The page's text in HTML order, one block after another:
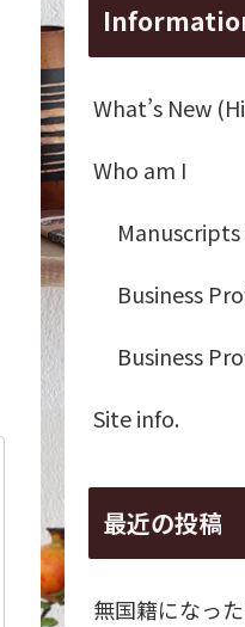
What’s New
Who am I
Manuscripts
Business
Business
Site info.
最近の投稿
無国籍になっ